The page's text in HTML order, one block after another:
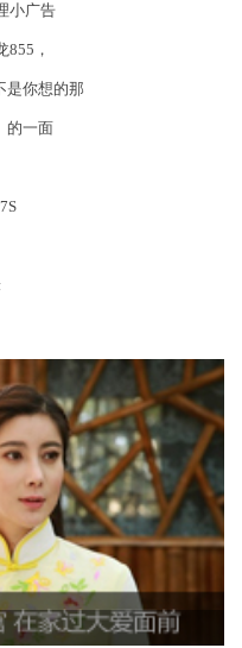
小广告
855，
是你想的那
的一面